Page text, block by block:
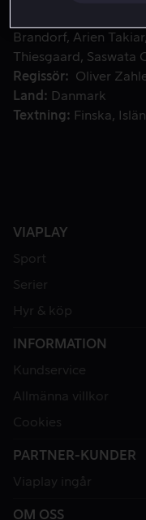
Brandorf Arien Takiar
Thiesgaard
Saswata
Regissör
Oliver
Land
Danmark
Textning
Finska
VIAPLAY
Sport
Serier
Hyr & köp
INFORMATION
Kundservice
Allmänna villkor
Cookies
PARTNER-KUNDER
Viaplay ingår
OM OSS